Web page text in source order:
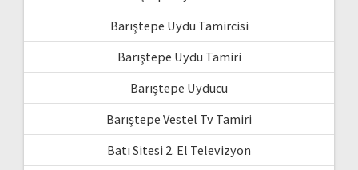
Barıştepe Uydu Tamircisi
Barıştepe Uydu Tamiri
Barıştepe Uyducu
Barıştepe Vestel Tv Tamiri
Batı Sitesi 2. El Televizyon